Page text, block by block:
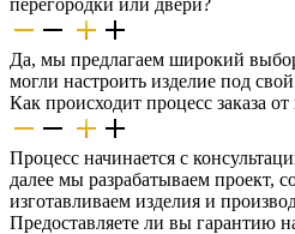
Да, мы предлагаем широкий
могли настроить изделие под
Как происходит процесс заказа
Процесс начинается с
далее мы разрабатываем проект,
изготавливаем изделия и
Предоставляете ли вы гарантию